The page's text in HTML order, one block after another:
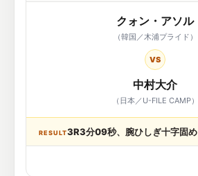
クォン・アソル
（韓国／木浦プライド）
VS
中村大介
（日本／U-FILE CAMP）
RESULT3R3分09秒、腕ひしぎ十字固め